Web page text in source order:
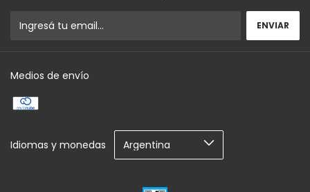
Medios de envío
Idiomas y monedas